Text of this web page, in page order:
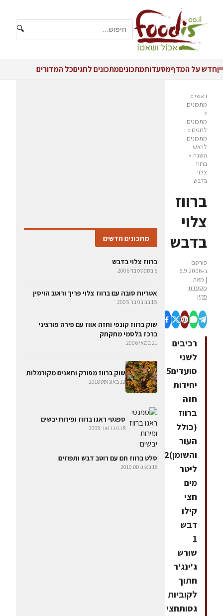
🔍
ייןחדש על המדףמסעדותמתכוניםמתכונים לחגיםכל המדורים
ראשי »
מתכונים
»
מתכונים
לחגים »
מתכונים
לראש
השנה »
ברווז
צלוי
בדבש
ברווז
צלוי
בדבש
פורסם
ב-6.9.2006
| מאת:
מסעדת
פקין
רכיבים
לשני
סועדים5
יחידות
חזה
ברווז
(כולל
העור
והשומן)2
ליטר
מים
חצי
קילו
דבש
1
שורש
ג'ינג'ר
חתוך
לקוביות
גסותחצי
מתכונים חדשים
ברווז צלוי בדבש
6 בספטמבר 2006
אטריות סובה עם ברווז צלוי פריך ורוטב הויסין
15 בנובמבר 2005
שוק ברווז קונפי וחזה אווז עם פירה פורציני
ברכז בלסמי מתקתק
21 במאי 2006
שוק ברווז מפורק ותאנים מקורמלות
12 באוגוסט 2018
ספגטי ראגו ברווז ופירות יבשים
8 בפברואר 2009
סלט ברווז חם עם רוטב דבש ותפוזים
18 באוגוסט 2010